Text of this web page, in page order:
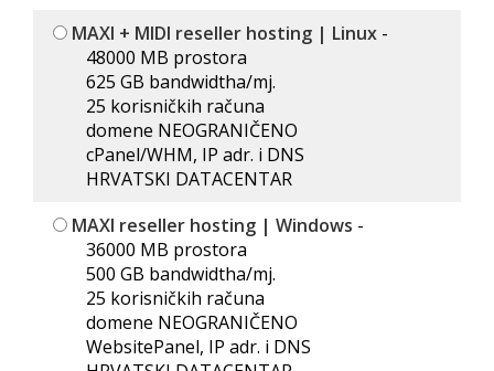
MAXI + MIDI reseller hosting | Linux -
48000 MB prostora
625 GB bandwidtha/mj.
25 korisničkih računa
domene NEOGRANIČENO
cPanel/WHM, IP adr. i DNS
HRVATSKI DATACENTAR
MAXI reseller hosting | Windows -
36000 MB prostora
500 GB bandwidtha/mj.
25 korisničkih računa
domene NEOGRANIČENO
WebsitePanel, IP adr. i DNS